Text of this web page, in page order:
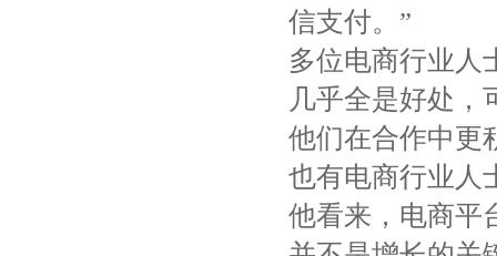
信支付。”
多位电商行业人
几乎全是好处，
他们在合作中更
也有电商行业人
他看来，电商平